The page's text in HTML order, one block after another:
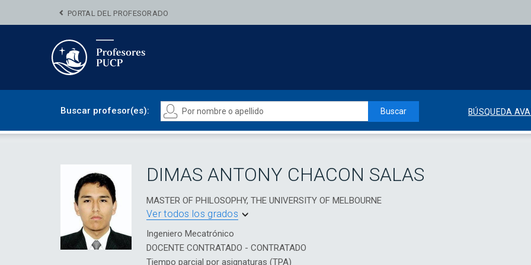
PORTAL DEL PROFESORADO
Buscar profesor(es): Buscar BÚSQUEDA
DIMAS ANTONY CHACON SALAS
MASTER OF PHILOSOPHY, THE UNIVERSITY OF MELBOURNE
Ver todos los grados
Ingeniero Mecatrónico
DOCENTE CONTRATADO - CONTRATADO
Tiempo parcial por asignaturas (TPA)